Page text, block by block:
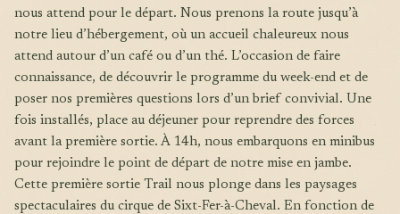
nous attend pour le départ. Nous prenons la route jusqu’à
notre lieu d’hébergement, où un accueil chaleureux nous
attend autour d’un café ou d’un thé. L’occasion de faire
connaissance, de découvrir le programme du week-end et de
poser nos premières questions lors d’un brief convivial. Une
fois installés, place au déjeuner pour reprendre des forces
avant la première sortie. À 14h, nous embarquons en minibus
pour rejoindre le point de départ de notre mise en jambe.
Cette première sortie Trail nous plonge dans les paysages
spectaculaires du cirque de Sixt-Fer-à-Cheval. En fonction de